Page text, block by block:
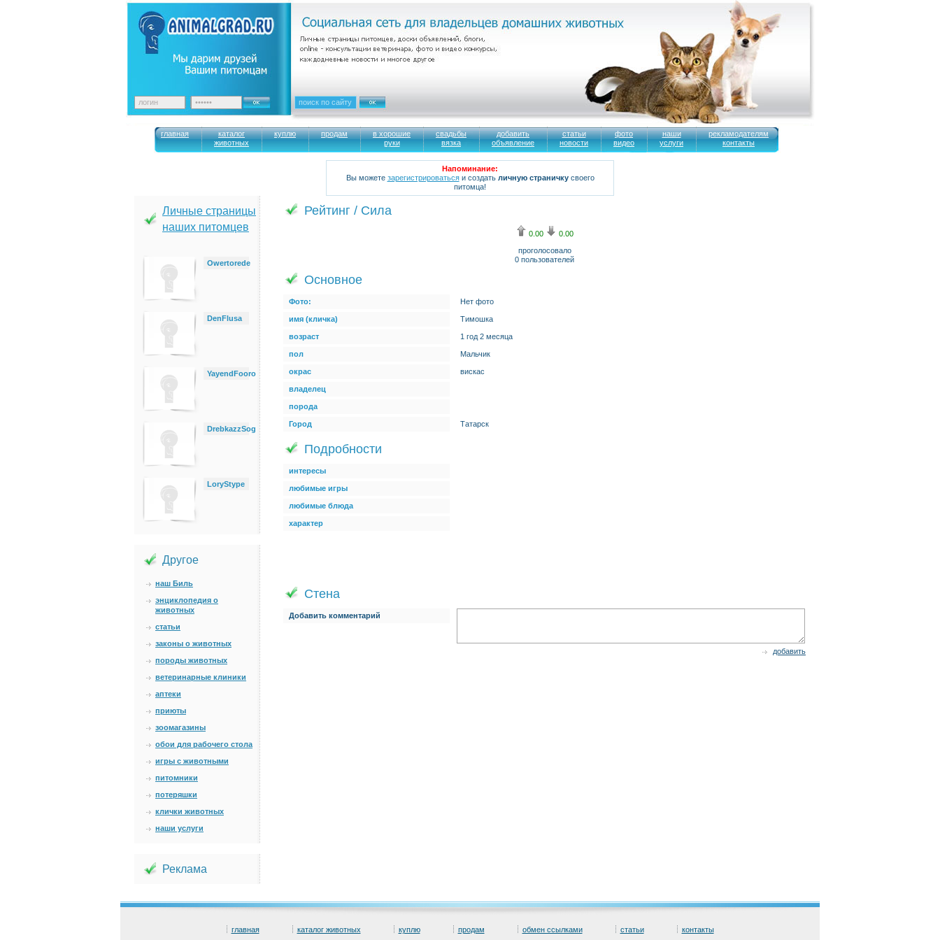
главная
каталог
животных
куплю продам
в хорошие
руки
свадьбы
вязка
добавить
объявление
статьи
новости
фото
видео
наши
услуги
рекламодателям
контакты
Напоминание:
Вы можете зарегистрироватьсяи создать личную страничкусвоего
питомца!
Личные страницы
наших питомцев
Owertorede
DenFlusa
YayendFooro
DrebkazzSog
LoryStype
Другое
наш Биль
энциклопедия о
животных
статьи
законы о животных
породы животных
ветеринарные клиники
аптеки
приюты
зоомагазины
обои для рабочего стола
игры с животными
питомники
потеряшки
клички животных
наши услуги
Реклама
Рейтинг / Сила
0.00
0.00
проголосовало
0 пользователей
Основное
Фото: Нет фото
имя (кличка) Тимошка
возраст 1 год 2 месяца
пол Мальчик
окрас вискас
владелец
порода
Город Татарск
Подробности
интересы
любимые игры
любимые блюда
характер
Стена
Добавить комментарий
добавить
главная каталог животных куплю продам обмен ссылками статьи контакты